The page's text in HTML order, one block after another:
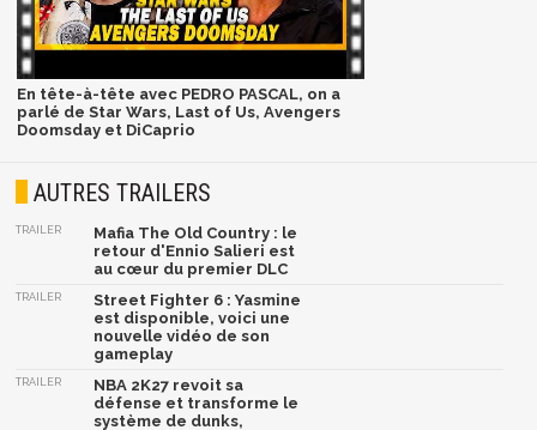
En tête-à-tête avec PEDRO PASCAL, on a
parlé de Star Wars, Last of Us, Avengers
Doomsday et DiCaprio
AUTRES TRAILERS
TRAILER
Mafia The Old Country : le
retour d'Ennio Salieri est
au cœur du premier DLC
TRAILER
Street Fighter 6 : Yasmine
est disponible, voici une
nouvelle vidéo de son
gameplay
TRAILER
NBA 2K27 revoit sa
défense et transforme le
système de dunks,